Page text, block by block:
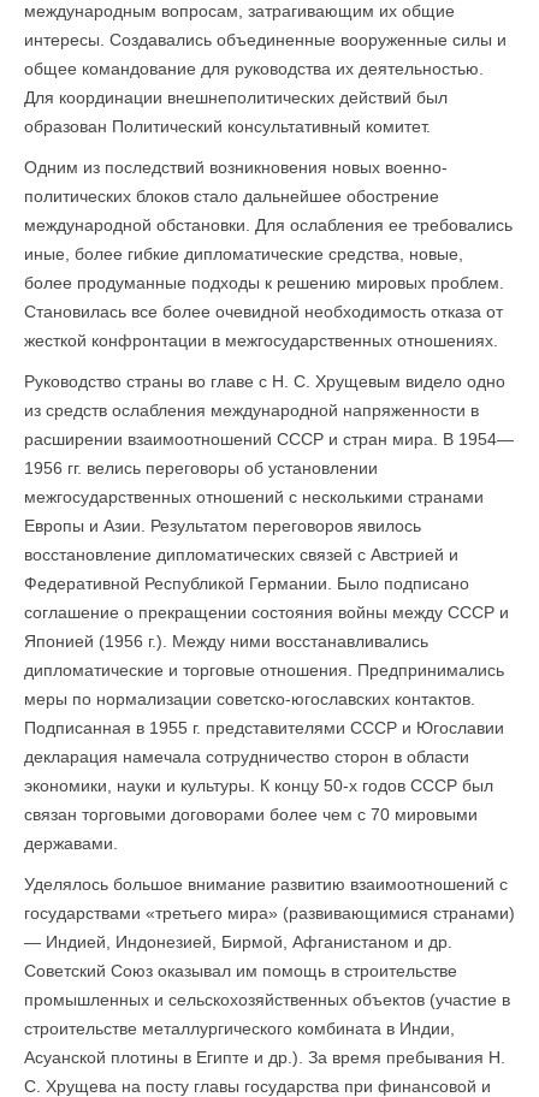
международным вопросам, затрагивающим их общие
интересы. Создавались объединенные вооруженные силы и
общее командование для руководства их деятельностью.
Для координации внешнеполитических действий был
образован Политический консультативный комитет.
Одним из последствий возникновения новых военно-
политических блоков стало дальнейшее обострение
международной обстановки. Для ослабления ее требовались
иные, более гибкие дипломатические средства, новые,
более продуманные подходы к решению мировых проблем.
Становилась все более очевидной необходимость отказа от
жесткой конфронтации в межгосударственных отношениях.
Руководство страны во главе с Н. С. Хрущевым видело одно
из средств ослабления международной напряженности в
расширении взаимоотношений СССР и стран мира. В 1954—
1956 гг. велись переговоры об установлении
межгосударственных отношений с несколькими странами
Европы и Азии. Результатом переговоров явилось
восстановление дипломатических связей с Австрией и
Федеративной Республикой Германии. Было подписано
соглашение о прекращении состояния войны между СССР и
Японией (1956 г.). Между ними восстанавливались
дипломатические и торговые отношения. Предпринимались
меры по нормализации советско-югославских контактов.
Подписанная в 1955 г. представителями СССР и Югославии
декларация намечала сотрудничество сторон в области
экономики, науки и культуры. К концу 50-х годов СССР был
связан торговыми договорами более чем с 70 мировыми
державами.
Уделялось большое внимание развитию взаимоотношений с
государствами «третьего мира» (развивающимися странами)
— Индией, Индонезией, Бирмой, Афганистаном и др.
Советский Союз оказывал им помощь в строительстве
промышленных и сельскохозяйственных объектов (участие в
строительстве металлургического комбината в Индии,
Асуанской плотины в Египте и др.). За время пребывания Н.
С. Хрущева на посту главы государства при финансовой и